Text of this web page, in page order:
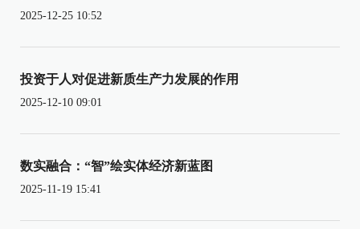
2025-12-25 10:52
投资于人对促进新质生产力发展的作用
2025-12-10 09:01
数实融合：“智”绘实体经济新蓝图
2025-11-19 15:41